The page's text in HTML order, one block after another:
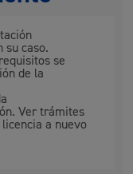
su caso.
se
de la
Ver trámites
a nuevo